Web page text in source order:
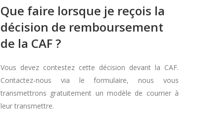
Que faire lorsque je reçois la
décision de remboursement
de la CAF ?
Vous devez contestez cette décision devant la CAF.
Contactez-nous via le formulaire, nous vous
transmettrons gratuitement un modèle de courrier à
leur transmettre.